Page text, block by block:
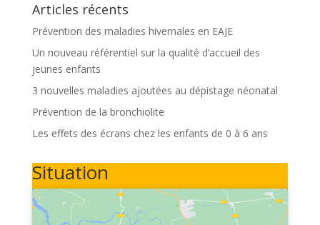
Articles récents
Prévention des maladies hivernales en EAJE
Un nouveau référentiel sur la qualité d’accueil des
jeunes enfants
3 nouvelles maladies ajoutées au dépistage néonatal
Prévention de la bronchiolite
Les effets des écrans chez les enfants de 0 à 6 ans
Situation